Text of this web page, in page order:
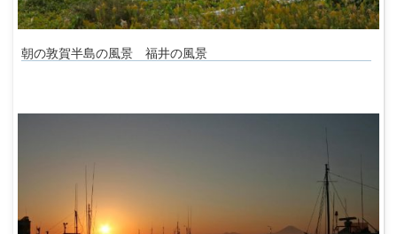
朝の敦賀半島の風景 福井の風景